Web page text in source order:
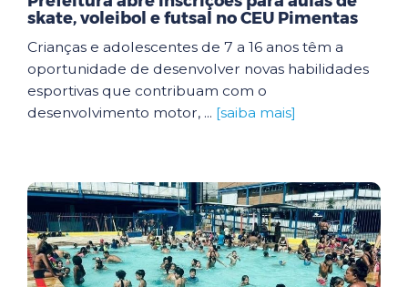
skate, voleibol e futsal no CEU Pimentas
Crianças e adolescentes de 7 a 16 anos têm a
oportunidade de desenvolver novas habilidades
esportivas que contribuam com o
desenvolvimento motor, ... [saiba mais]